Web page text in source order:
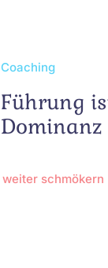
Coaching
Führung
Dominanz
weiter schmökern